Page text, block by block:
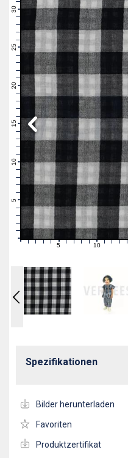
1
4
8
9
10
11
13
16
19
21
22
25
26
1 2 3 4 6 7 891011121314
Spezifikationen
Bilder herunterladen
Favoriten
Produktzertifikat